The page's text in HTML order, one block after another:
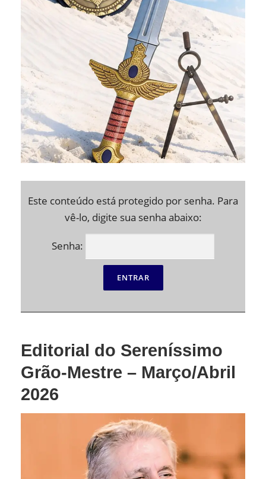
Este conteúdo está protegido por senha. Para
vê-lo, digite sua senha abaixo:
Senha:
Editorial do Sereníssimo
Grão-Mestre – Março/Abril
2026